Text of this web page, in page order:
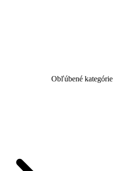
Obľúbené kategórie